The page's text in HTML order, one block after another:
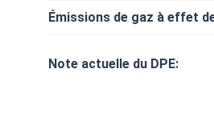
Émissions de gaz à effet
Note actuelle du DPE: